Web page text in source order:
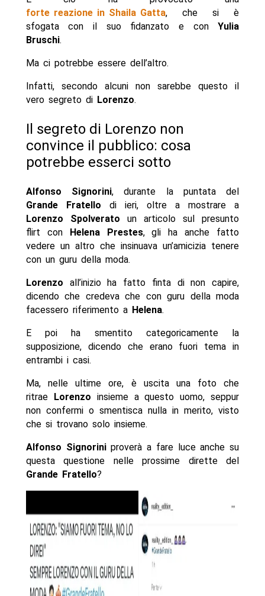
forte reazione in Shaila Gatta, che si è
sfogata con il suo fidanzato e conYulia
Bruschi.
Ma ci potrebbe essere dell’altro.
Infatti, secondo alcuni non sarebbe questo il
vero segreto di Lorenzo.
Il segreto di Lorenzo non
convince il pubblico: cosa
potrebbe esserci sotto
Alfonso Signorini, durante la puntata del
Grande Fratello di ieri, oltre a mostrare a
Lorenzo Spolverato un articolo sul presunto
flirt con Helena Prestes, gli ha anche fatto
vedere un altro che insinuava un’amicizia tenere
con un guru della moda.
Lorenzo all’inizio ha fatto finta di non capire,
dicendo che credeva che con guru della moda
facessero riferimento aHelena.
E poi ha smentito categoricamente la
supposizione, dicendo che erano fuori tema in
entrambi i casi.
Ma, nelle ultime ore, è uscita una foto che
ritraeLorenzo insieme a questo uomo, seppur
non confermi o smentisca nulla in merito, visto
che si trovano solo insieme.
Alfonso Signoriniproverà a fare luce anche su
questa questione nelle prossime dirette del
Grande Fratello?